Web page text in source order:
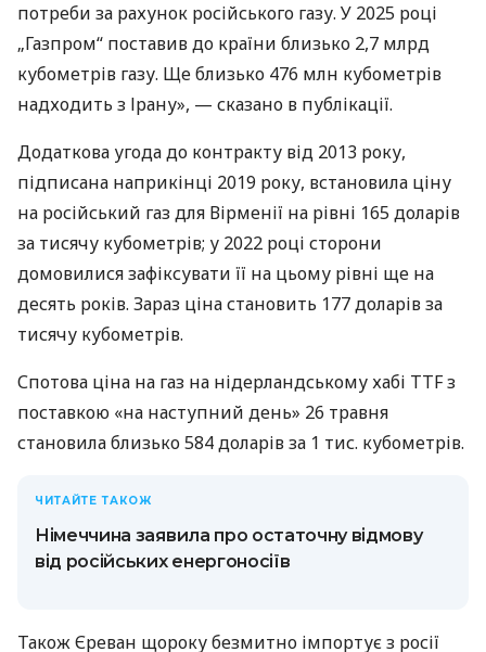
потреби за рахунок російського газу. У 2025 році
„Газпром“ поставив до країни близько 2,7 млрд
кубометрів газу. Ще близько 476 млн кубометрів
надходить з Ірану», — сказано в публікації.
Додаткова угода до контракту від 2013 року,
підписана наприкінці 2019 року, встановила ціну
на російський газ для Вірменії на рівні 165 доларів
за тисячу кубометрів; у 2022 році сторони
домовилися зафіксувати її на цьому рівні ще на
десять років. Зараз ціна становить 177 доларів за
тисячу кубометрів.
Спотова ціна на газ на нідерландському хабі TTF з
поставкою «на наступний день» 26 травня
становила близько 584 доларів за 1 тис. кубометрів.
ЧИТАЙТЕ ТАКОЖ
Німеччина заявила про остаточну відмову
від російських енергоносіїв
Також Єреван щороку безмитно імпортує з росії